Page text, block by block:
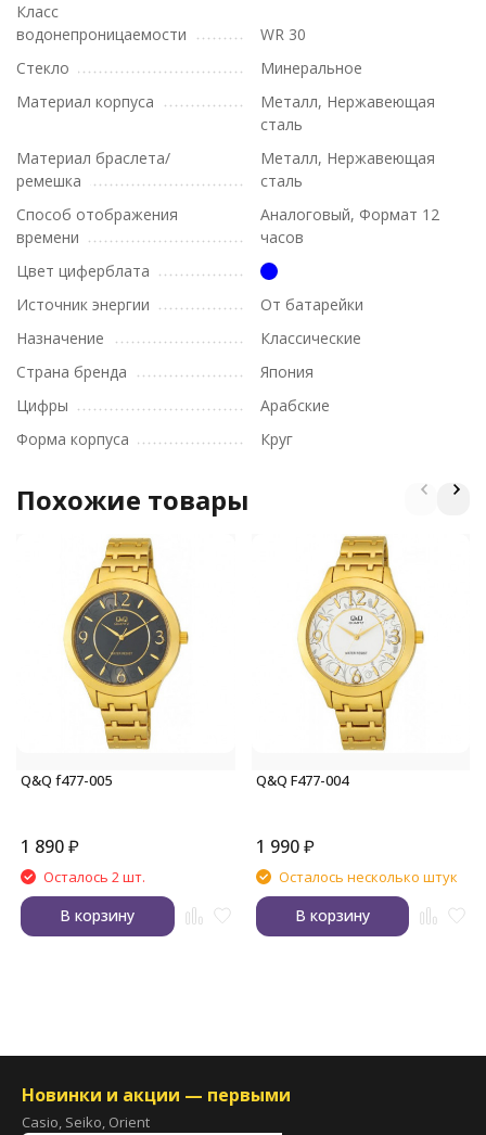
Класс
водонепроницаемости
WR 30
Стекло
Минеральное
Материал корпуса
Металл, Нержавеющая
сталь
Материал браслета/
ремешка
Металл, Нержавеющая
сталь
Способ отображения
времени
Аналоговый, Формат 12
часов
Цвет циферблата
Источник энергии
От батарейки
Назначение
Классические
Страна бренда
Япония
Цифры
Арабские
Форма корпуса
Круг
Похожие товары
Q&Q f477-005
1 890₽
Осталось 2 шт.
В корзину
Q&Q F477-004
1 990 ₽
Осталось несколько штук
В корзину
Новинки и акции — первыми
Casio, Seiko, Orient